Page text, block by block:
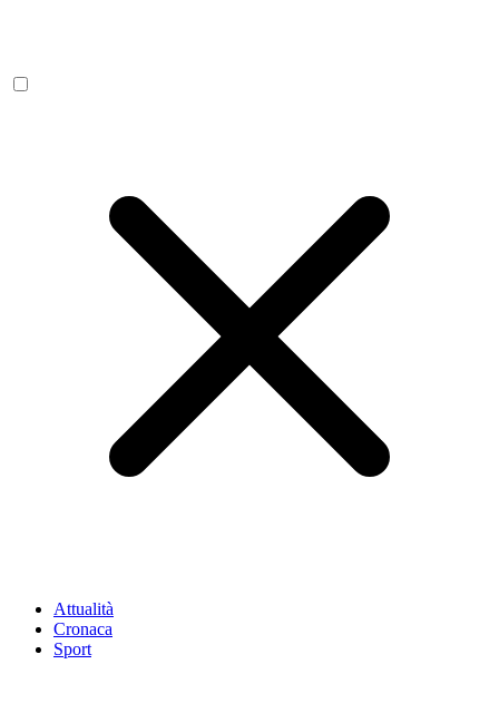
Attualità
Cronaca
Sport